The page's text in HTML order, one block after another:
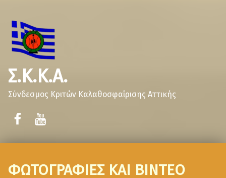
Σ.Κ.Κ.Α.
Σύνδεσμος Κριτών Καλαθοσφαίρισης Αττικής
ΦΩΤΟΓΡΑΦΙΕΣ ΚΑΙ ΒΙΝΤΕΟ